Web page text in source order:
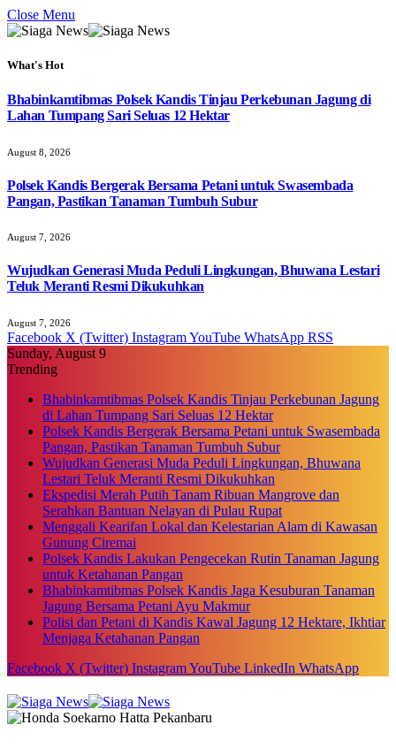
Close Menu
What's Hot
Bhabinkamtibmas Polsek Kandis Tinjau Perkebunan Jagung di
Lahan Tumpang Sari Seluas 12 Hektar
August 8, 2026
Polsek Kandis Bergerak Bersama Petani untuk Swasembada
Pangan, Pastikan Tanaman Tumbuh Subur
August 7, 2026
Wujudkan Generasi Muda Peduli Lingkungan, Bhuwana Lestari
Teluk Meranti Resmi Dikukuhkan
August 7, 2026
Facebook X (Twitter) InstagramYouTube WhatsApp RSS
Sunday, August 9
Trending
Bhabinkamtibmas Polsek Kandis Tinjau Perkebunan Jagung
di Lahan Tumpang Sari Seluas 12 Hektar
Polsek Kandis Bergerak Bersama Petani untuk Swasembada
Pangan, Pastikan Tanaman Tumbuh Subur
Wujudkan Generasi Muda Peduli Lingkungan, Bhuwana
Lestari Teluk Meranti Resmi Dikukuhkan
Ekspedisi Merah Putih Tanam Ribuan Mangrove dan
Serahkan Bantuan Nelayan di Pulau Rupat
Menggali Kearifan Lokal dan Kelestarian Alam di Kawasan
Gunung Ciremai
Polsek Kandis Lakukan Pengecekan Rutin Tanaman Jagung
untuk Ketahanan Pangan
Bhabinkamtibmas Polsek Kandis Jaga Kesuburan Tanaman
Jagung Bersama Petani Ayu Makmur
Polisi dan Petani di Kandis Kawal Jagung 12 Hektare, Ikhtiar
Menjaga Ketahanan Pangan
Facebook X (Twitter) InstagramYouTube LinkedIn WhatsApp